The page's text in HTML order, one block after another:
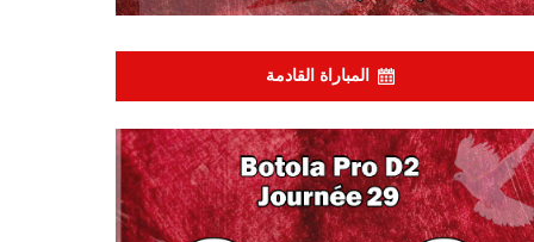
المباراة القادمة